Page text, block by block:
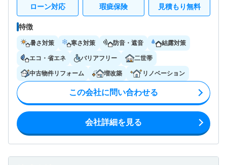
ローン対応 瑕疵保険 見積もり無料
特徴
暑さ対策 寒さ対策 防音・遮音 結露対策
エコ・省エネ バリアフリー 二世帯
中古物件リフォーム 増改築 リノベーション
この会社に問い合わせる
会社詳細を見る